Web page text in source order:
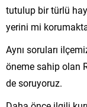
tutulup bir türlü
yerini mi
Aynı soruları
öneme sahip olan
de soruyoruz.